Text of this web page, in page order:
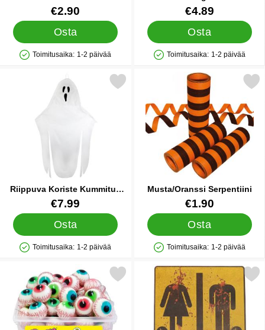
Halloween Juhlat
Tuote.nro 39683
€2.90
Osta
Saatavuus: Varastossa
Toimitusaika: 1-2 päivää
Tuote.nro 11698
€4.89
Osta
Saatavuus: Varastossa
Toimitusaika: 1-2 päivää
Riippuva Koriste Kummitus
2,1m
Tuote.nro 86951
€7.99
Osta
Saatavuus: Varastossa
Toimitusaika: 1-2 päivää
Merkitse riippuva Koriste Kummitus 2,1m suosikiksi
Musta/Oranssi Serpentiini
Tuote.nro 43708
€1.90
Osta
Saatavuus: Varastossa
Toimitusaika: 1-2 päivää
Merkitse musta/Oranssi
Merkitse trolli Silmäpallo Karkki suosikiksiMerkitse wC-ovi Tarra